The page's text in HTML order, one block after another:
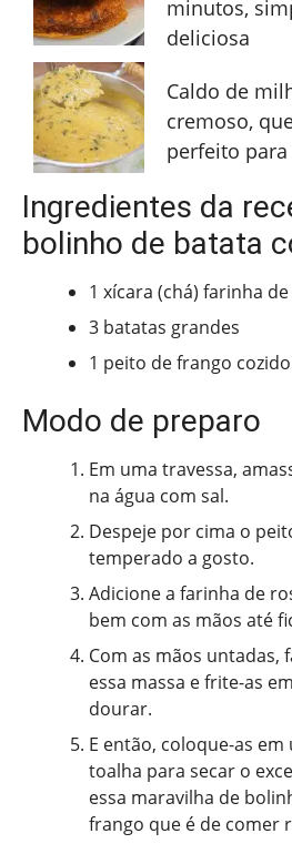
minutos,
deliciosa
Caldo de
cremoso,
perfeito
Ingredientes da
bolinho de batata
1 xícara (chá) farinha
3 batatas grandes
1 peito de frango
Modo de preparo
Em uma travessa,
na água com sal.
Despeje por cima o
temperado a gosto.
Adicione a farinha de
bem com as mãos até
Com as mãos untadas,
essa massa e frite-as
dourar.
E então, coloque-as
toalha para secar o
essa maravilha de
frango que é de comer